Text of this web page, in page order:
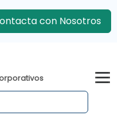
con Nosotros